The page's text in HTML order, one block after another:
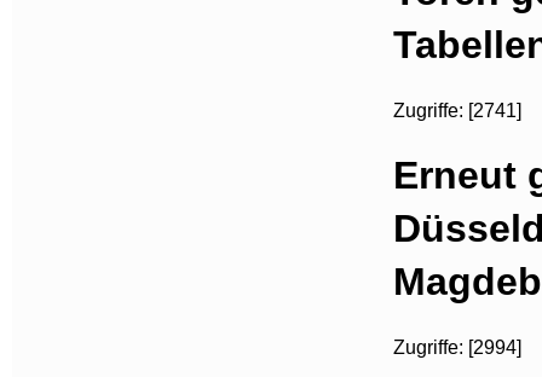
Zugriffe: [2741]
Erneut
Zugriffe: [2994]